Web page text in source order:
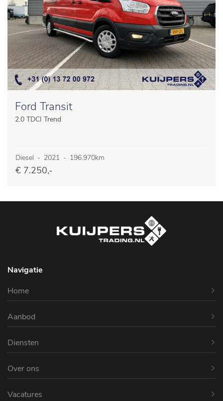
Ford Transit
2.0 TDCI Trend
Diesel - 2021 - 196.970km
€ 7.250,-
Navigatie
Home
Aanbod
Diensten
Over ons
Vacatures